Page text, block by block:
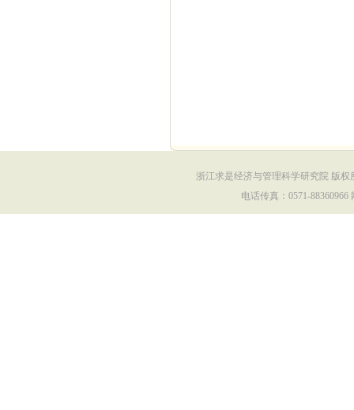
浙江求是经济与管理科学研究院 版权
电话传真：0571-